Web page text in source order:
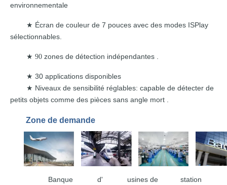
environnementale
★ Écran de couleur de 7 pouces avec des modes ISPlay
sélectionnables.
★ 90 zones de détection indépendantes .
★ 30 applications disponibles
★ Niveaux de sensibilité réglables: capable de détecter de
petits objets comme des pièces sans angle mort
Zone de demande
Banque d' usines de station